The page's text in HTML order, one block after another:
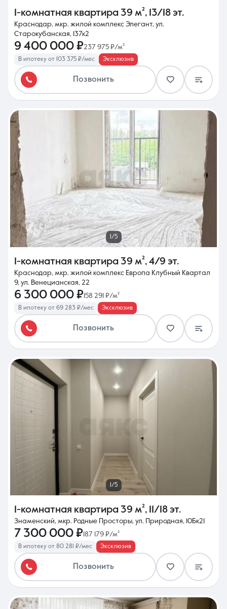
1-комнатная квартира 39 м², 13/18 эт.
Краснодар, мкр. жилой комплекс Элегант, ул.
Старокубанская, 137к2
9 400 000 ₽237 975 ₽/м²
В ипотеку от 103 375 ₽/мес Эксклюзив
Позвонить
1/5
1-комнатная квартира 39 м², 4/9 эт.
Краснодар, мкр. жилой комплекс Европа Клубный Квартал
9, ул. Венецианская, 22
6 300 000 ₽158 291 ₽/м²
В ипотеку от 69 283 ₽/мес Эксклюзив
Позвонить
1/5
1-комнатная квартира 39 м², 11/18 эт.
Знаменский, мкр. Родные Просторы, ул. Природная, 10Бк21
7 300 000 ₽ 187 179 ₽/м²
В ипотеку от 80 281 ₽/мес Эксклюзив
Позвонить